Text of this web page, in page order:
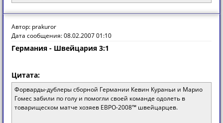
Автор: prakuror
Дата сообщения: 08.02.2007 01:10
Германия - Швейцария 3:1
Цитата:
Форварды-дублеры сборной Германии Кевин Кураньи и Марио
Гомес забили по голу и помогли своей команде одолеть в
товарищеском матче хозяев ЕВРО-2008™ швейцарцев.